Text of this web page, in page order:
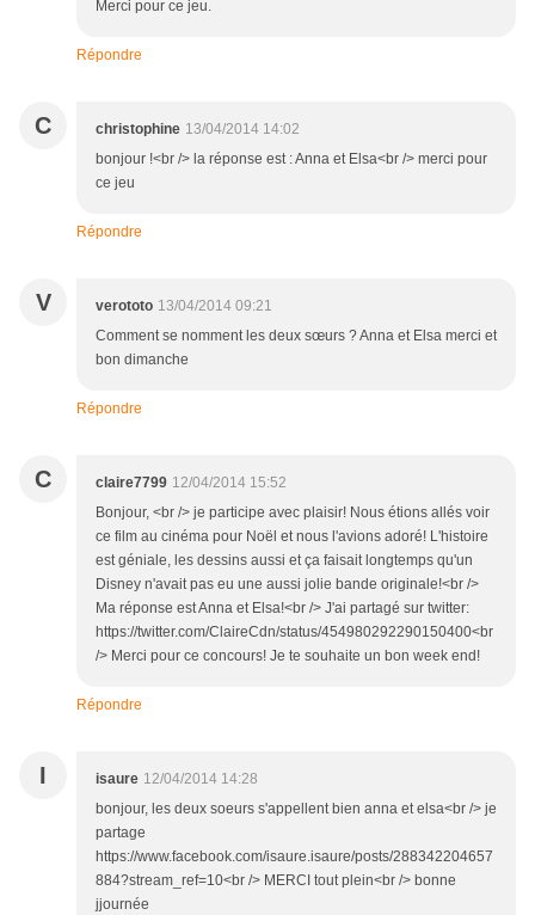
Merci pour ce jeu.
Répondre
C christophine 13/04/2014 14:02
bonjour !<br /> la réponse est : Anna et Elsa<br /> merci pour
ce jeu
Répondre
V verototo 13/04/2014 09:21
Comment se nomment les deux sœurs ? Anna et Elsa merci et
bon dimanche
Répondre
C claire7799 12/04/2014 15:52
Bonjour, <br /> je participe avec plaisir! Nous étions allés voir
ce film au cinéma pour Noël et nous l'avions adoré! L'histoire
est géniale, les dessins aussi et ça faisait longtemps qu'un
Disney n'avait pas eu une aussi jolie bande originale!<br />
Ma réponse est Anna et Elsa!<br /> J'ai partagé sur twitter:
https://twitter.com/ClaireCdn/status/454980292290150400<br
/> Merci pour ce concours! Je te souhaite un bon week end!
Répondre
I isaure 12/04/2014 14:28
bonjour, les deux soeurs s'appellent bien anna et elsa<br /> je
partage
https://www.facebook.com/isaure.isaure/posts/288342204657
884?stream_ref=10<br /> MERCI tout plein<br /> bonne
jjournée